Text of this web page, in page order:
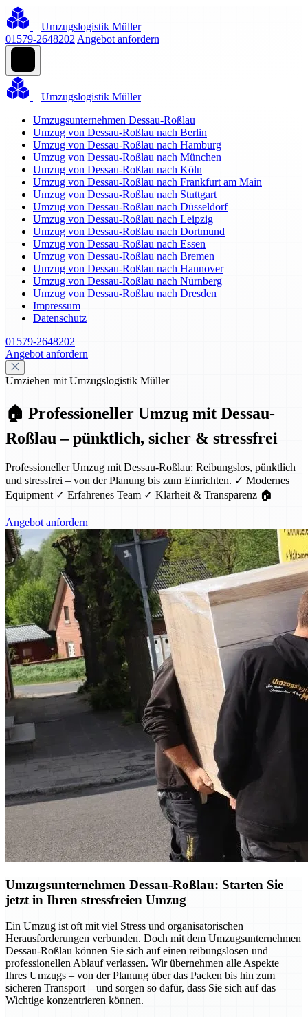
Umzugslogistik Müller
01579-2648202 Angebot anfordern
Umzugslogistik Müller
Umzugsunternehmen Dessau-Roßlau
Umzug von Dessau-Roßlau nach Berlin
Umzug von Dessau-Roßlau nach Hamburg
Umzug von Dessau-Roßlau nach München
Umzug von Dessau-Roßlau nach Köln
Umzug von Dessau-Roßlau nach Frankfurt am Main
Umzug von Dessau-Roßlau nach Stuttgart
Umzug von Dessau-Roßlau nach Düsseldorf
Umzug von Dessau-Roßlau nach Leipzig
Umzug von Dessau-Roßlau nach Dortmund
Umzug von Dessau-Roßlau nach Essen
Umzug von Dessau-Roßlau nach Bremen
Umzug von Dessau-Roßlau nach Hannover
Umzug von Dessau-Roßlau nach Nürnberg
Umzug von Dessau-Roßlau nach Dresden
Impressum
Datenschutz
01579-2648202
Angebot anfordern
Umziehen mit Umzugslogistik Müller
🏠 Professioneller Umzug mit Dessau-
Roßlau – pünktlich, sicher & stressfrei
Professioneller Umzug mit Dessau-Roßlau: Reibungslos, pünktlich
und stressfrei – von der Planung bis zum Einrichten. ✓ Modernes
Equipment ✓ Erfahrenes Team ✓ Klarheit & Transparenz 🏠
Angebot anfordern
Umzugsunternehmen Dessau-Roßlau: Starten Sie
jetzt in Ihren stressfreien Umzug
Ein Umzug ist oft mit viel Stress und organisatorischen
Herausforderungen verbunden. Doch mit dem Umzugsunternehmen
Dessau-Roßlau können Sie sich auf einen reibungslosen und
professionellen Ablauf verlassen. Wir übernehmen alle Aspekte
Ihres Umzugs – von der Planung über das Packen bis hin zum
sicheren Transport – und sorgen so dafür, dass Sie sich auf das
Wichtige konzentrieren können.